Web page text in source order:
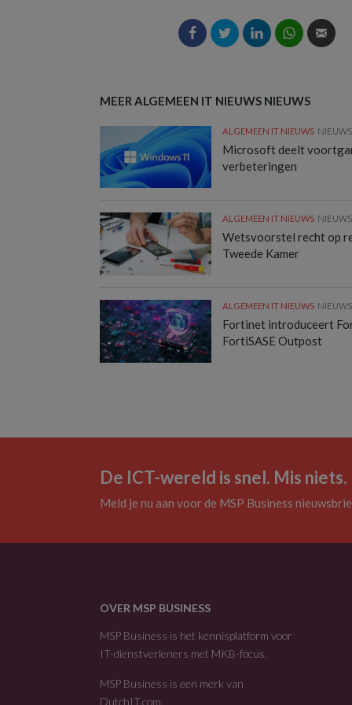
MEER ALGEMEEN IT NIEUWS NIEUWS
ALGEMEEN IT NIEUWS NIEUWS
Microsoft deelt
verbeteringen
ALGEMEEN IT NIEUWS NIEUWS
Wetsvoorstel recht op
Tweede Kamer
ALGEMEEN IT NIEUWS NIEUWS
Fortinet introduceert
FortiSASE Outpost
De ICT-wereld is snel. Mis niets.
Meld je nu aan voor de MSP Business
OVER MSP BUSINESS
MSP Business is het kennisplatform voor
IT-dienstverleners met MKB-focus.
MSP Business is een merk van
DutchIT.com